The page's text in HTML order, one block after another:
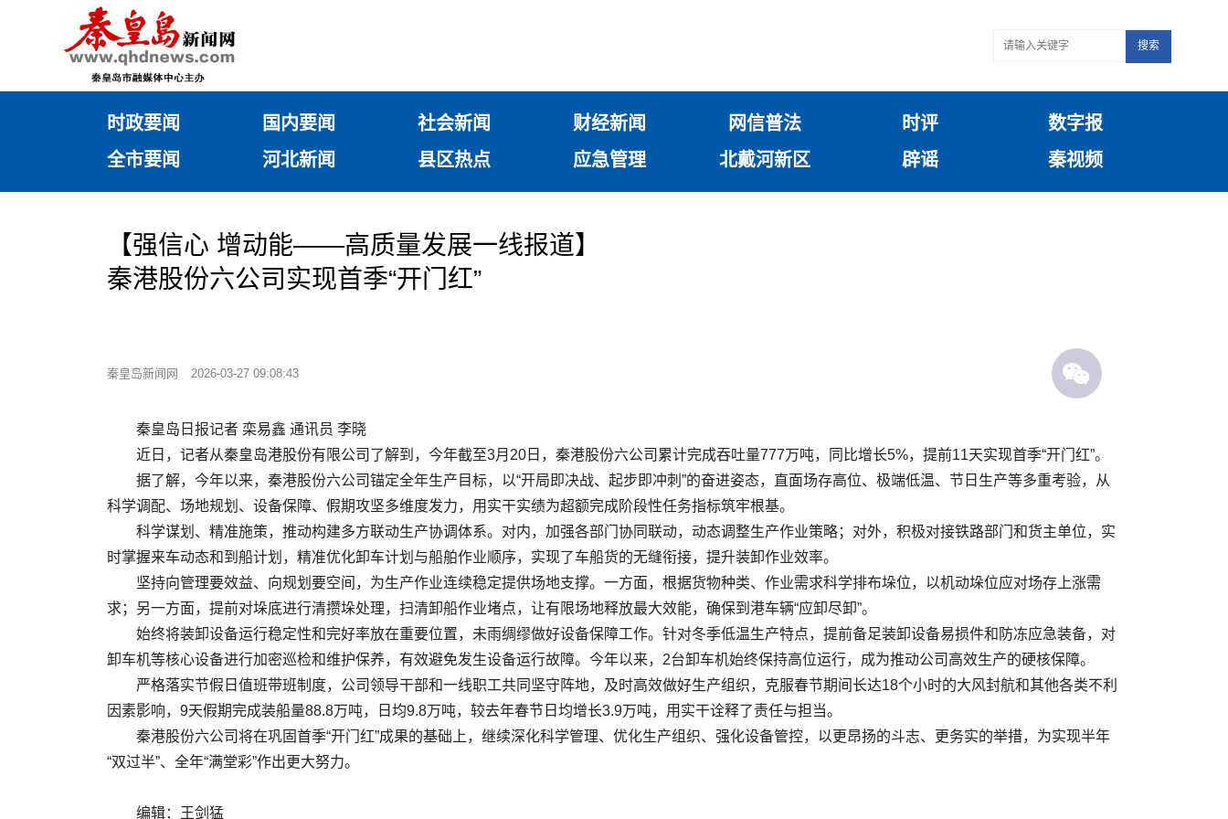
搜索
时政要闻 国内要闻 社会新闻 财经新闻 网信普法 时评
数字报
全市要闻
河北新闻 县区热点 应急管理 北戴河新区 辟谣 秦视频
【强信心 增动能——高质量发展一线报道】
秦港股份六公司实现首季“开门红”
秦皇岛新闻网 2026-03-27 09:08:43
秦皇岛日报记者 栾易鑫 通讯员 李晓
近日，记者从秦皇岛港股份有限公司了解到，今年截至3月20日，秦港股份六公司累计完成吞吐量777万吨，同比增长5%，提前11天实现首季“开门红”。
据了解，今年以来，秦港股份六公司锚定全年生产目标，以“开局即决战、起步即冲刺”的奋进姿态，直面场存高位、极端低温、节日生产等多重考验，从
科学调配、场地规划、设备保障、假期攻坚多维度发力，用实干实绩为超额完成阶段性任务指标筑牢根基。
科学谋划、精准施策，推动构建多方联动生产协调体系。对内，加强各部门协同联动，动态调整生产作业策略；对外，积极对接铁路部门和货主单位，实
时掌握来车动态和到船计划，精准优化卸车计划与船舶作业顺序，实现了车船货的无缝衔接，提升装卸作业效率。
坚持向管理要效益、向规划要空间，为生产作业连续稳定提供场地支撑。一方面，根据货物种类、作业需求科学排布垛位，以机动垛位应对场存上涨需
求；另一方面，提前对垛底进行清攒垛处理，扫清卸船作业堵点，让有限场地释放最大效能，确保到港车辆“应卸尽卸”。
始终将装卸设备运行稳定性和完好率放在重要位置，未雨绸缪做好设备保障工作。针对冬季低温生产特点，提前备足装卸设备易损件和防冻应急装备，对
卸车机等核心设备进行加密巡检和维护保养，有效避免发生设备运行故障。今年以来，2台卸车机始终保持高位运行，成为推动公司高效生产的硬核保障。
严格落实节假日值班带班制度，公司领导干部和一线职工共同坚守阵地，及时高效做好生产组织，克服春节期间长达18个小时的大风封航和其他各类不利
因素影响，9天假期完成装船量88.8万吨，日均9.8万吨，较去年春节日均增长3.9万吨，用实干诠释了责任与担当。
秦港股份六公司将在巩固首季“开门红”成果的基础上，继续深化科学管理、优化生产组织、强化设备管控，以更昂扬的斗志、更务实的举措，为实现半年
“双过半”、全年“满堂彩”作出更大努力。
编辑：王剑猛